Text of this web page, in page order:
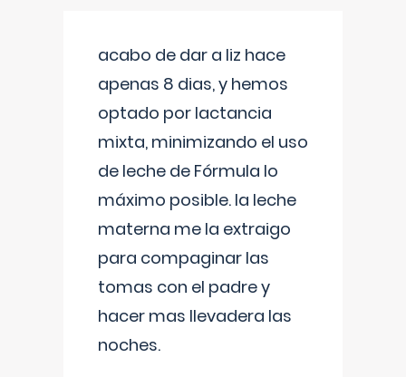
acabo de dar a liz hace
apenas 8 dias, y hemos
optado por lactancia
mixta, minimizando el uso
de leche de Fórmula lo
máximo posible. la leche
materna me la extraigo
para compaginar las
tomas con el padre y
hacer mas llevadera las
noches.